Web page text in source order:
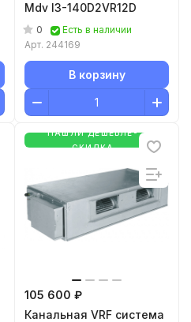
Mdv I3-140D2VR12D
0
Есть в наличии
Арт. 244169
В корзину
НАШЛИ ДЕШЕВЛЕ-
СКИДКА
105 600 ₽
Канальная VRF система